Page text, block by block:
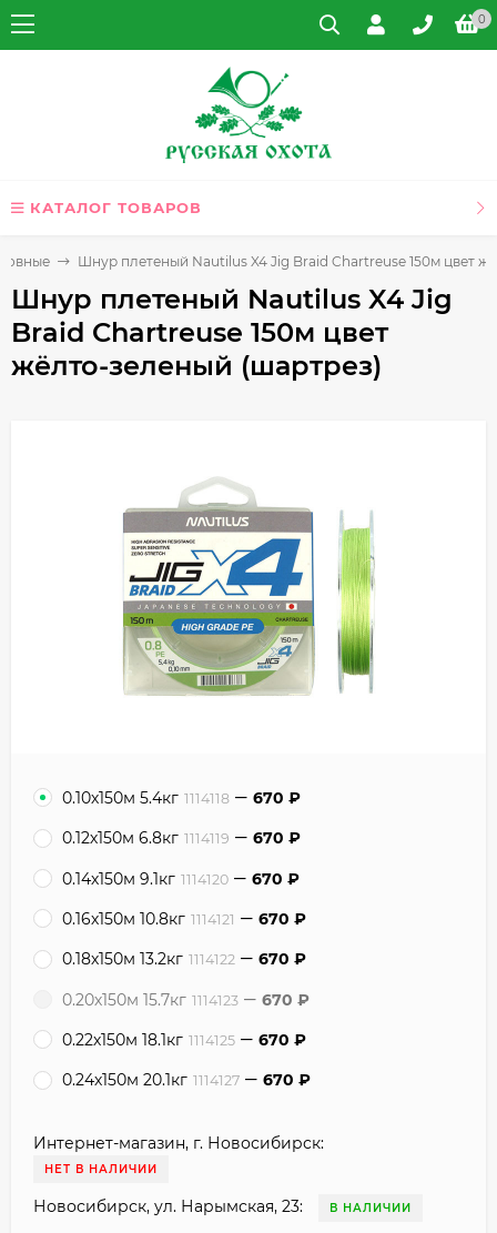
0
КАТАЛОГ ТОВАРОВ
Шнур плетеный Nautilus X4 Jig Braid Chartreuse 150м цвет
Шнур плетеный Nautilus X4 Jig
Braid Chartreuse 150м цвет
жёлто-зеленый (шартрез)
0.10х150м 5.4кг 1114118 670 ₽
0.12х150м 6.8кг 1114119 670 ₽
0.14х150м 9.1кг 1114120 670 ₽
0.16х150м 10.8кг 1114121 670 ₽
0.18х150м 13.2кг 1114122 670 ₽
0.20х150м 15.7кг 1114123 670 ₽
0.22х150м 18.1кг 1114125 670 ₽
0.24х150м 20.1кг 1114127 670 ₽
Интернет-магазин, г. Новосибирск:
НЕТ В НАЛИЧИИ
Новосибирск, ул. Нарымская, 23: В НАЛИЧИИ